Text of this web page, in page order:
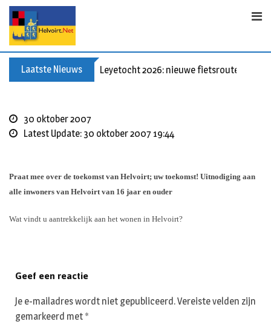
Skip
content
Laatste Nieuws Leyetocht 2026: nieuwe fietsroutes
30 oktober 2007
Latest Update: 30 oktober 2007 19:44
Praat mee over de toekomst van Helvoirt; uw toekomst! Uitnodiging aan
alle inwoners van Helvoirt van 16 jaar en ouder
Wat vindt u aantrekkelijk aan het wonen in Helvoirt?
Geef een reactie
Je e-mailadres wordt niet gepubliceerd.Vereiste velden zijn
gemarkeerd met *